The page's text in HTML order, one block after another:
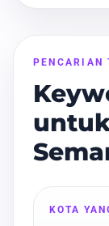
PENCARIAN
KOTA